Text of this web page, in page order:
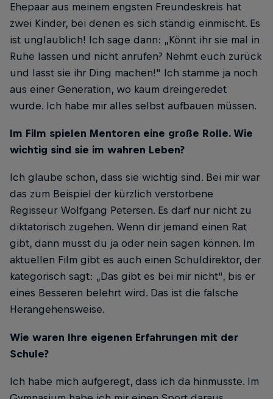
Ehepaar aus meinem engsten Freundeskreis hat
zwei Kinder, bei denen es sich ständig einmischt. Es
ist unglaublich! Ich sage dann: „Könnt ihr sie mal in
Ruhe lassen und nicht anrufen? Nehmt euch zurück
und lasst sie ihr Ding machen!“ Ich stamme ja noch
aus einer Generation, wo kaum dreingeredet
wurde. Ich habe mir alles selbst aufbauen müssen.
Im Film spielen Mentoren eine große Rolle. Wie
wichtig sind sie im wahren Leben?
Ich glaube schon, dass sie wichtig sind. Bei mir war
das zum Beispiel der kürzlich verstorbene
Regisseur Wolfgang Petersen. Es darf nur nicht zu
diktatorisch zugehen. Wenn dir jemand einen Rat
gibt, dann musst du ja oder nein sagen können. Im
aktuellen Film gibt es auch einen Schuldirektor, der
kategorisch sagt: „Das gibt es bei mir nicht“, bis er
eines Besseren belehrt wird. Das ist die falsche
Herangehensweise.
Wie waren Ihre eigenen Erfahrungen mit der
Schule?
Ich habe mich aufgeregt, dass ich da hinmusste. Im